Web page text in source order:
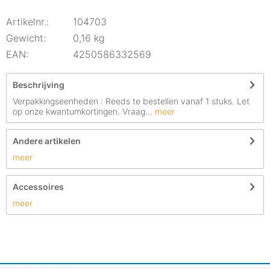
Artikelnr.:
104703
Gewicht:
0,16 kg
EAN:
4250586332569
Beschrijving
Verpakkingseenheden : Reeds te bestellen vanaf 1 stuks. Let
op onze kwantumkortingen. Vraag... meer
Andere artikelen
meer
Accessoires
meer